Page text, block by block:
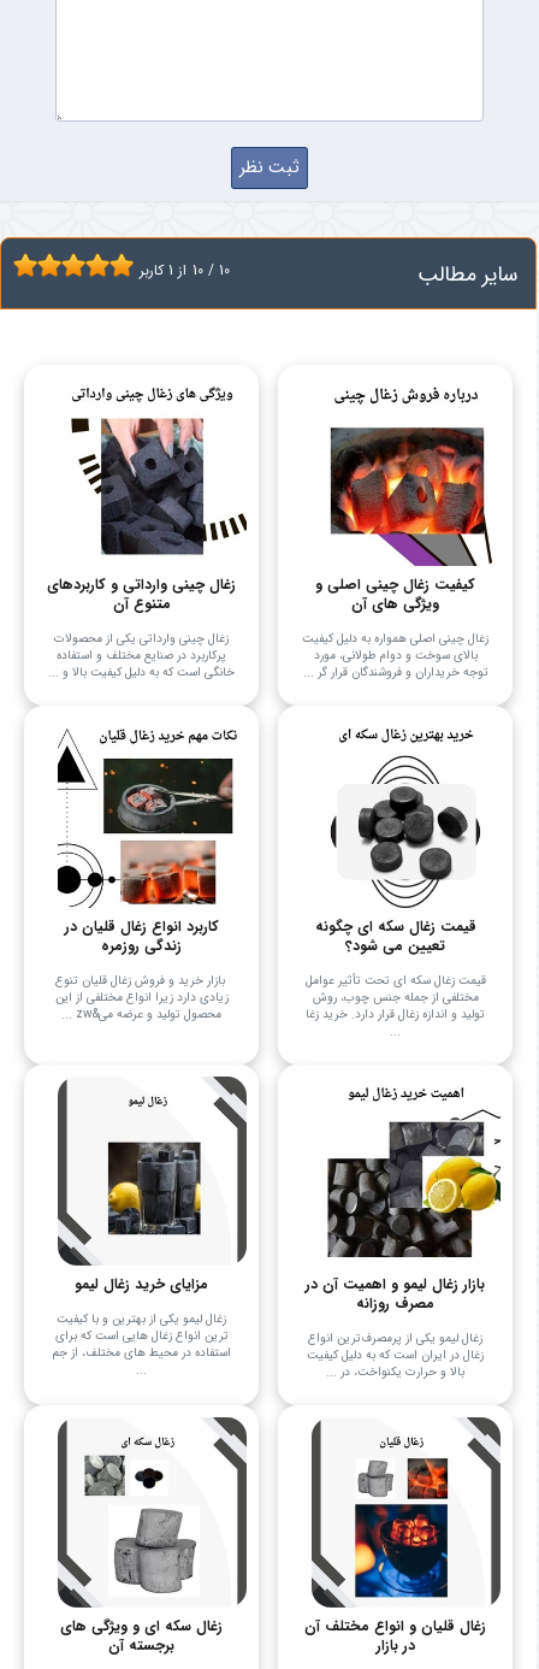
سایر مطالب 10 / 10 از 1 کاربر
کیفیت زغال چینی اصلی و
ویژگی های آن
زغال چینی اصلی همواره به دلیل کیفیت
بالای سوخت و دوام طولانی، مورد
توجه خریداران و فروشندگان قرار گر ...
زغال چینی وارداتی و کاربردهای
متنوع آن
زغال چینی وارداتی یکی از محصولات
پرکاربرد در صنایع مختلف و استفاده
خانگی است که به دلیل کیفیت بالا و ...
قیمت زغال سکه ای چگونه
تعیین می شود؟
قیمت زغال سکه ای تحت تأثیر عوامل
مختلفی از جمله جنس چوب، روش
تولید و اندازه زغال قرار دارد. خرید زغا
...
کاربرد انواع زغال قلیان در
زندگی روزمره
بازار خرید و فروش زغال قلیان تنوع
زیادی دارد زیرا انواع مختلفی از این
محصول تولید و عرضه می&zw ...
بازار زغال لیمو و اهمیت آن در
مصرف روزانه
زغال لیمو یکی از پرمصرف‌ترین انواع
زغال در ایران است که به دلیل کیفیت
بالا و حرارت یکنواخت، در ...
مزایای خرید زغال لیمو
زغال لیمو یکی از بهترین و با کیفیت
ترین انواع زغال هایی است که برای
استفاده در محیط های مختلف، از جم
...
زغال قلیان و انواع مختلف آن
در بازار
زغال سکه ای و ویژگی های
برجسته آن